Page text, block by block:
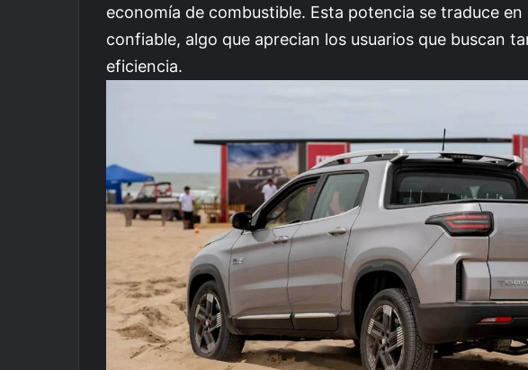
economía de combustible. Esta potencia se traduce
confiable, algo que aprecian los usuarios que buscan
eficiencia.